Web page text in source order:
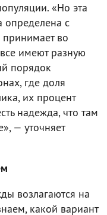
«Но эта
определена с
во
имеют разную
порядок
где доля
их процент
надежда, что там
— уточняет
возлагаются на
какой вариант